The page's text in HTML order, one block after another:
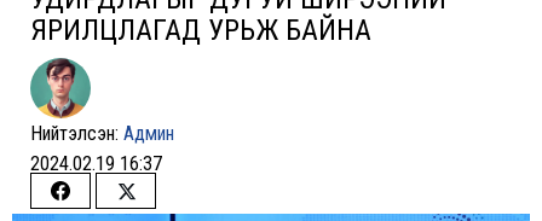
ЯРИЛЦЛАГАД УРЬЖ БАЙНА
Нийтэлсэн: Админ
2024.02.19 16:37
Share
Share